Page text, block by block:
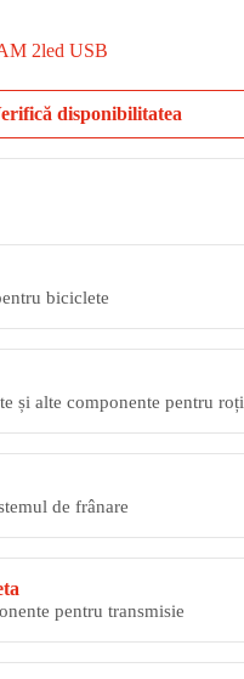
2led USB
disponibilitatea
biciclete
și alte componente pentru roți
de frânare
pentru transmisie